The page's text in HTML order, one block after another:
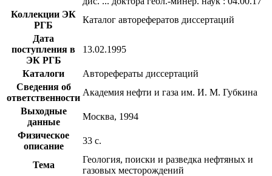
Коллекции ЭК
РГБ
Каталог авторефератов диссертаций
Дата
поступления в
ЭК РГБ
13.02.1995
Каталоги
Авторефераты диссертаций
Сведения об
ответственности
Академия нефти и газа им. И. М. Губкина
Выходные
данные
Москва, 1994
Физическое
описание
33 с.
Тема
Геология, поиски и разведка нефтяных и
газовых месторождений